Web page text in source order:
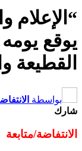
“الإعلام
يوقع
القطيعة
بواسطة
شارك
الانتفاضة/متابعة